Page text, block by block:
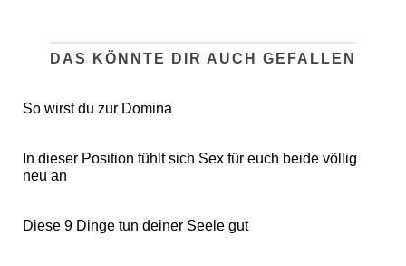
DAS KÖNNTE DIR AUCH GEFALLEN
So wirst du zur Domina
In dieser Position fühlt sich Sex für euch beide völlig
neu an
Diese 9 Dinge tun deiner Seele gut